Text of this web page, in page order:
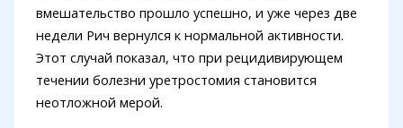
вмешательство прошло успешно, и уже через две
недели Рич вернулся к нормальной активности.
Этот случай показал, что при рецидивирующем
течении болезни уретростомия становится
неотложной мерой.